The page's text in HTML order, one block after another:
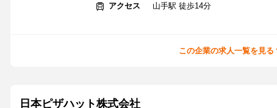
アクセス
山手駅 徒歩14分
この企業の求人一覧を見る
日本ピザハット株式会社